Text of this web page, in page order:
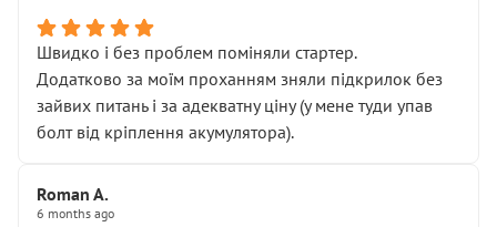
Швидко і без проблем поміняли стартер.
Додатково за моїм проханням зняли підкрилок без
зайвих питань і за адекватну ціну (у мене туди упав
болт від кріплення акумулятора).
Roman A.
6 months ago